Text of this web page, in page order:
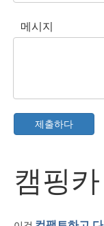
메시지
제출하다
캠핑